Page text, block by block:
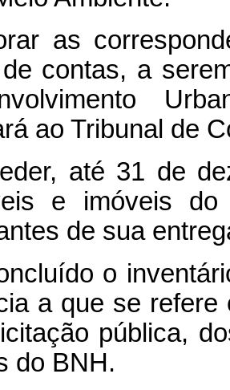
as
contas, a
ao Tribunal de
até 31 de
e imóveis
de sua
o
a que se
pública,
do BNH.